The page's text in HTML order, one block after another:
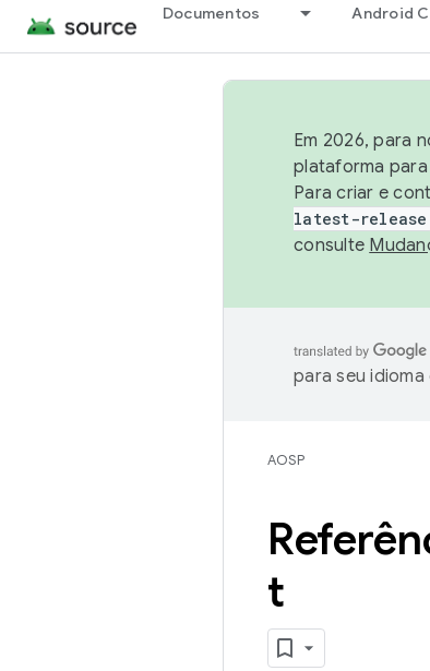
Documentos Android
Em 2026, para
plataforma
Para criar e
latest-release
consulte
para seu
AOSP
t